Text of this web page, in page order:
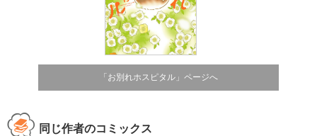
「お別れホスピタル」ページへ
同じ作者のコミックス